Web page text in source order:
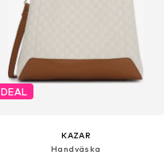
DEAL
KAZAR
Handväska